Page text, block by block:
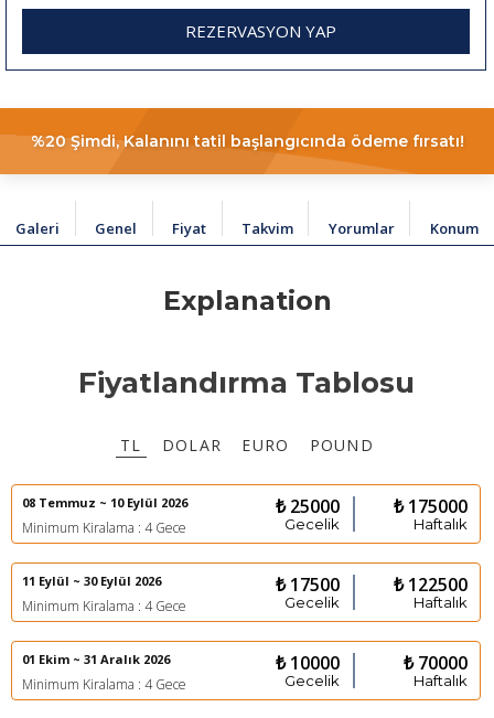
REZERVASYON YAP
%20 Şimdi, Kalanını tatil başlangıcında ödeme fırsatı!
Galeri Genel Fiyat Takvim Yorumlar Konum
Explanation
Fiyatlandırma Tablosu
TL DOLAR EURO POUND
08 Temmuz ~ 10 Eylül 2026
Minimum Kiralama : 4 Gece
₺ 25000
Gecelik
₺ 175000
Haftalık
11 Eylül ~ 30 Eylül 2026
Minimum Kiralama : 4 Gece
₺ 17500
Gecelik
₺ 122500
Haftalık
01 Ekim ~ 31 Aralık 2026
Minimum Kiralama : 4 Gece
₺ 10000
Gecelik
₺ 70000
Haftalık